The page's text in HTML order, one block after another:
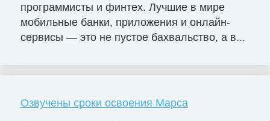
программисты и финтех. Лучшие в мире
мобильные банки, приложения и онлайн-
сервисы — это не пустое бахвальство, а в...
Озвучены сроки освоения Марса